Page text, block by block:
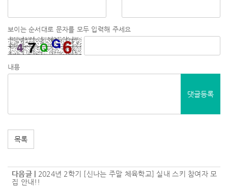
보이는 순서대로 문자를 모두 입력해 주세요
내용
댓글등록
목록
다음글 | 2024년 2학기 [신나는 주말 체육학교] 실내 스키 참여자 모
집 안내!!